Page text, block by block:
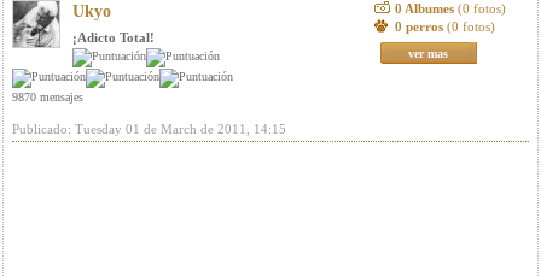
Ukyo
¡Adicto Total!
9870 mensajes
0 Albumes (0 fotos)
0 perros (0 fotos)
ver mas
Publicado: Tuesday 01 de March de 2011, 14:15